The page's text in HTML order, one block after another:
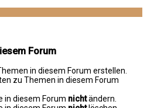
Forum
in diesem Forum erstellen.
zu Themen in diesem Forum
in diesem Forum nichtändern.